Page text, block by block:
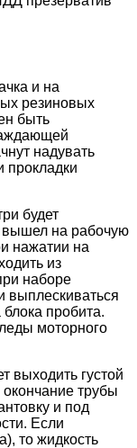
и на
резиновых
быть
надувать
прокладки
будет
вышел на рабочую
нажатии на
из
наборе
выплескиваться
блока пробита.
моторного
выходить густой
трубы
и под
Если
то жидкость